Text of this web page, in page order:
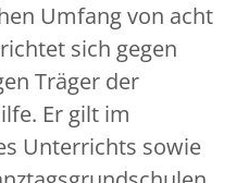
Umfang von acht
sich gegen
Träger der
Er gilt im
Unterrichts sowie